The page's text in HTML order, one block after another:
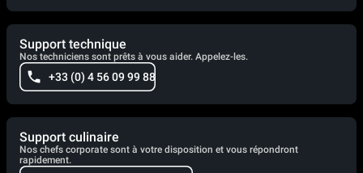
Support technique
Nos techniciens sont prêts à vous aider. Appelez-les.
+33 (0) 4 56 09 99 88
Support culinaire
Nos chefs corporate sont à votre disposition et vous répondront
rapidement.